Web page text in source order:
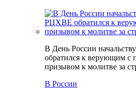
В День России
обратился к верующим с
призывом к молитве за
В России